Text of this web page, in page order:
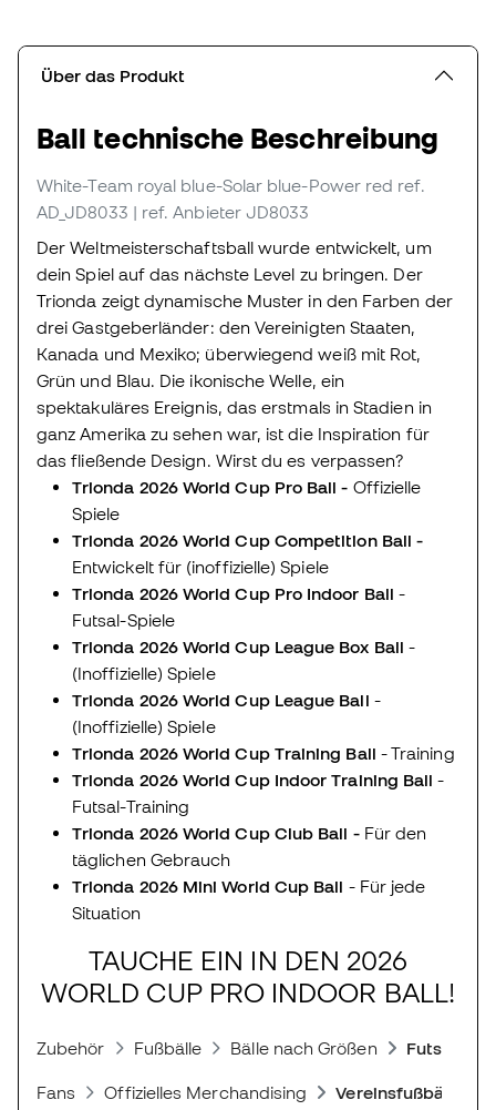
Über das Produkt
Ball technische Beschreibung
White-Team royal blue-Solar blue-Power red ref.
AD_JD8033 | ref. Anbieter JD8033
Der Weltmeisterschaftsball wurde entwickelt, um
dein Spiel auf das nächste Level zu bringen. Der
Trionda zeigt dynamische Muster in den Farben der
drei Gastgeberländer: den Vereinigten Staaten,
Kanada und Mexiko; überwiegend weiß mit Rot,
Grün und Blau. Die ikonische Welle, ein
spektakuläres Ereignis, das erstmals in Stadien in
ganz Amerika zu sehen war, ist die Inspiration für
das fließende Design. Wirst du es verpassen?
Trionda 2026 World Cup Pro Ball - Offizielle
Spiele
Trionda 2026 World Cup Competition Ball -
Entwickelt für (inoffizielle) Spiele
Trionda 2026 World Cup Pro Indoor Ball -
Futsal-Spiele
Trionda 2026 World Cup League Box Ball-
(Inoffizielle) Spiele
Trionda 2026 World Cup League Ball -
(Inoffizielle) Spiele
Trionda 2026 World Cup Training Ball - Training
Trionda 2026 World Cup Indoor Training Ball -
Futsal-Training
Trionda 2026 World Cup Club Ball - Für den
täglichen Gebrauch
Trionda 2026 Mini World Cup Ball - Für jede
Situation
TAUCHE EIN IN DEN 2026
WORLD CUP PRO INDOOR BALL!
Zubehör Fußbälle Bälle nach Größen Futsal
Fans Offizielles Merchandising Vereinsfußbälle